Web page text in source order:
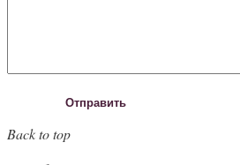
Back to top